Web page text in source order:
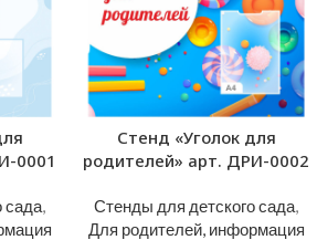
0001
сада,
Стенд «Уголок для
родителей» арт. ДРИ-0002
Стенды для детского сада,
Для родителей, информация